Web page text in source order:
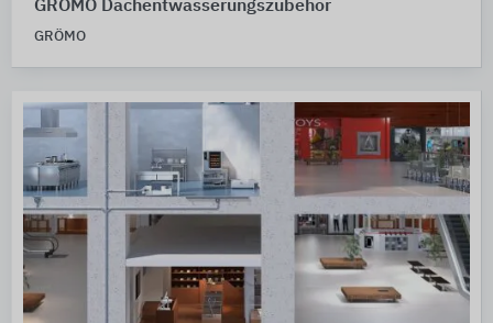
GRÖMO Dachentwässerungszubehör
GRÖMO